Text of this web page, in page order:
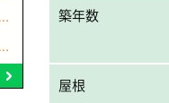
築年数
屋根